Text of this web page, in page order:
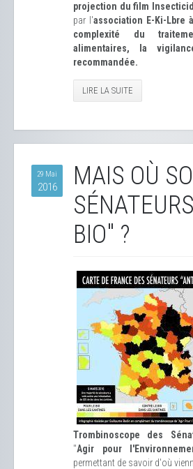
projection du film
par l'association E-Ki-Lbre
complexité du
alimentaires, la
recommandée.
LIRE LA SUITE
29 Mai
2016
MAIS OÙ
BIO" ?
Trombinoscope des
"Agir pour
permettant de savoir d'où